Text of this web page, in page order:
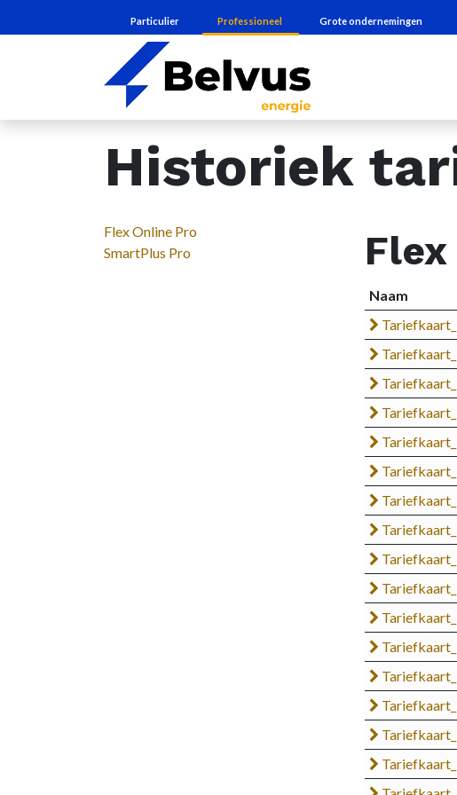
Particulier Professioneel Grote ondernem​ingen
Historiek
Flex Online Pro
SmartPlus Pro
Naam